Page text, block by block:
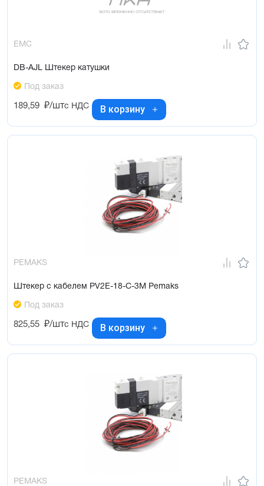
EMC
DB-AJL Штекер катушки
Под заказ
189,59 ₽/штс НДС В корзину
PEMAKS
Штекер с кабелем PV2E-18-C-3M Pemaks
Под заказ
825,55 ₽/штс НДС В корзину
PEMAKS